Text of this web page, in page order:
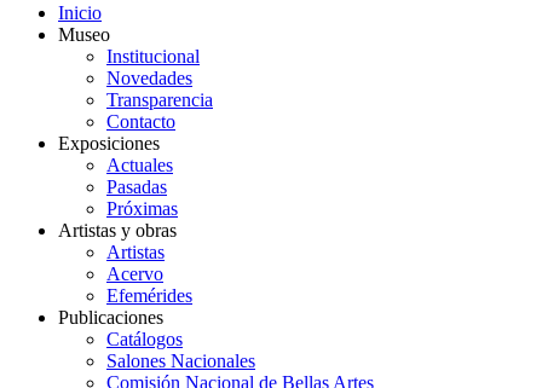
Inicio
Museo
Institucional
Novedades
Transparencia
Contacto
Exposiciones
Actuales
Pasadas
Próximas
Artistas y obras
Artistas
Acervo
Efemérides
Publicaciones
Catálogos
Salones Nacionales
Comisión Nacional de Bellas Artes